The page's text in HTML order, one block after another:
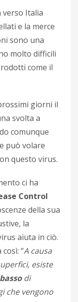
Italia
e la merce
sono una
molto difficili
come il
giorni il
svolta a
comunque
può volare
questo virus.
ci ha
Control
della sua
la
aiuta in ciò.
“A causa
esiste
di
che vengono